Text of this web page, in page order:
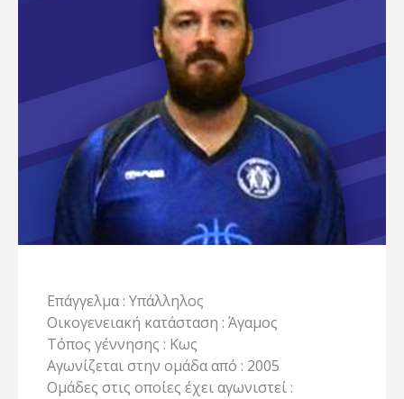
Επάγγελμα : Υπάλληλος
Οικογενειακή κατάσταση : Άγαμος
Τόπος γέννησης : Κως
Αγωνίζεται στην ομάδα από : 2005
Ομάδες στις οποίες έχει αγωνιστεί :